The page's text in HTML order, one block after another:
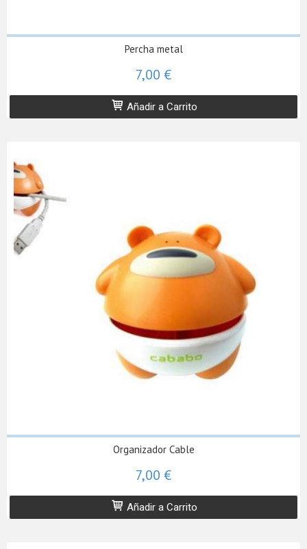
Percha metal
7,00 €
Añadir a Carrito
Organizador Cable
7,00 €
Añadir a Carrito